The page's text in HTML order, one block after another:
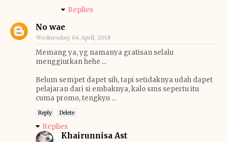
Replies
No wae
Wednesday, 04 April, 2018
Memang ya, yg namanya gratisan selalu
menggiurkan hehe ...
Belum sempet dapet sih, tapi setidaknya udah dapet
pelajaran dari si embaknya, kalo sms sepertu itu
cuma promo, tengkyu ...
Reply Delete
Replies
Khairunnisa Ast